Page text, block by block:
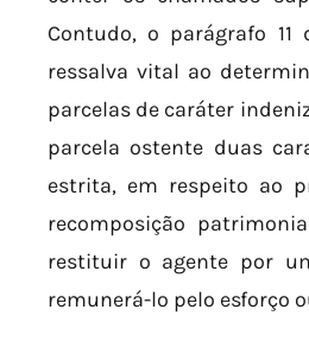
Contudo, o parágrafo
ressalva vital ao
parcelas de caráter
parcela ostente duas
estrita, em respeito ao
recomposição
restituir o agente por
remunerá-lo pelo esforço